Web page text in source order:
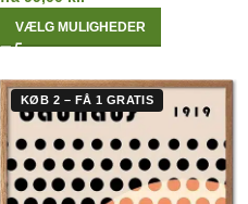
VÆLG MULIGHEDER
KØB 2 – FÅ 1 GRATIS